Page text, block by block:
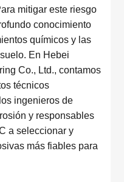
mitigar este riesgo
conocimiento
químicos y las
En Hebei
Co., Ltd., contamos
técnicos
ingenieros de
y responsables
a seleccionar y
más fiables para